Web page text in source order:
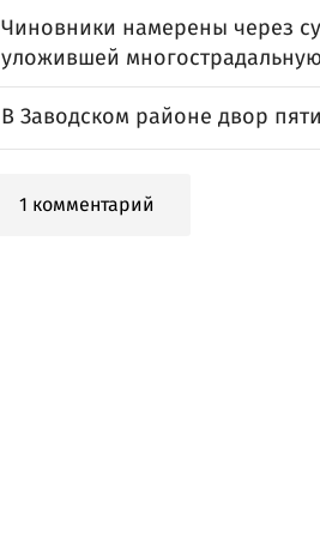
Чиновники намерены через
уложившей
В Заводском районе двор
1 комментарий